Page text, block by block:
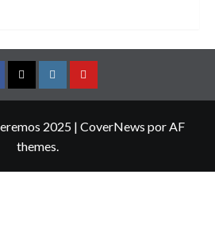
TwitterInstagramYouTube
2025 | CoverNews por AF
themes.